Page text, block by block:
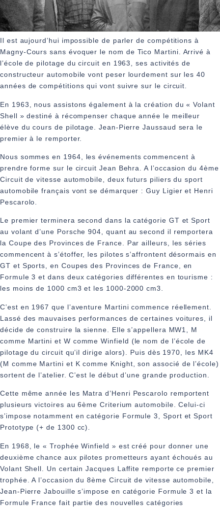
Il est aujourd’hui impossible de parler de compétitions à
Magny‑Cours sans évoquer le nom de Tico Martini. Arrivé à
l’école de pilotage du circuit en 1963, ses activités de
constructeur automobile vont peser lourdement sur les 40
années de compétitions qui vont suivre sur le circuit.
En 1963, nous assistons également à la création du « Volant
Shell » destiné à récompenser chaque année le meilleur
élève du cours de pilotage. Jean‑Pierre Jaussaud sera le
premier à le remporter.
Nous sommes en 1964, les événements commencent à
prendre forme sur le circuit Jean Behra. A l’occasion du 4ème
Circuit de vitesse automobile, deux futurs piliers du sport
automobile français vont se démarquer : Guy Ligier et Henri
Pescarolo.
Le premier terminera second dans la catégorie GT et Sport
au volant d’une Porsche 904, quant au second il remportera
la Coupe des Provinces de France. Par ailleurs, les séries
commencent à s’étoffer, les pilotes s’affrontent désormais en
GT et Sports, en Coupes des Provinces de France, en
Formule 3 et dans deux catégories différentes en tourisme :
les moins de 1000 cm3 et les 1000-2000 cm3.
C’est en 1967 que l’aventure Martini commence réellement.
Lassé des mauvaises performances de certaines voitures, il
décide de construire la sienne. Elle s’appellera MW1, M
comme Martini et W comme Winfield (le nom de l’école de
pilotage du circuit qu’il dirige alors). Puis dès 1970, les MK4
(M comme Martini et K comme Knight, son associé de l’école)
sortent de l’atelier. C’est le début d’une grande production.
Cette même année les Matra d’Henri Pescarolo remportent
plusieurs victoires au 6ème Criterium automobile. Celui-ci
s’impose notamment en catégorie Formule 3, Sport et Sport
Prototype (+ de 1300 cc).
En 1968, le « Trophée Winfield » est créé pour donner une
deuxième chance aux pilotes prometteurs ayant échoués au
Volant Shell. Un certain Jacques Laffite remporte ce premier
trophée. A l’occasion du 8ème Circuit de vitesse automobile,
Jean‑Pierre Jabouille s’impose en catégorie Formule 3 et la
Formule France fait partie des nouvelles catégories